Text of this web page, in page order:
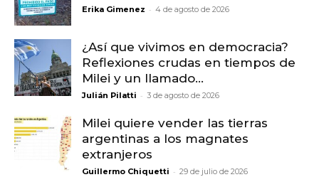
Erika Gimenez - 4 de agosto de 2026
¿Así que vivimos en democracia?
Reflexiones crudas en tiempos de
Milei y un llamado...
Julián Pilatti - 3 de agosto de 2026
Milei quiere vender las tierras
argentinas a los magnates
extranjeros
Guillermo Chiquetti - 29 de julio de 2026